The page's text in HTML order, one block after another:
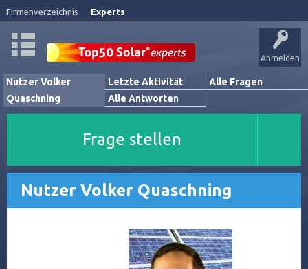
Firmenverzeichnis Experts
Anmelden
Nutzer Volker
Quaschning
Letzte Aktivität
Alle Fragen
Alle Antworten
Frage stellen
Nutzer Volker Quaschning